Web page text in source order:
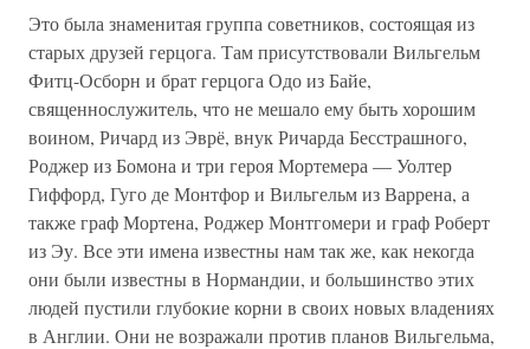
Это была знаменитая группа советников, состоящая из
старых друзей герцога. Там присутствовали Вильгельм
Фитц-Осборн и брат герцога Одо из Байе,
священнослужитель, что не мешало ему быть хорошим
воином, Ричард из Эврё, внук Ричарда Бесстрашного,
Роджер из Бомона и три героя Мортемера — Уолтер
Гиффорд, Гуго де Монтфор и Вильгельм из Варрена, а
также граф Мортена, Роджер Монтгомери и граф Роберт
из Эу. Все эти имена известны нам так же, как некогда
они были известны в Нормандии, и большинство этих
людей пустили глубокие корни в своих новых владениях
в Англии. Они не возражали против планов Вильгельма,